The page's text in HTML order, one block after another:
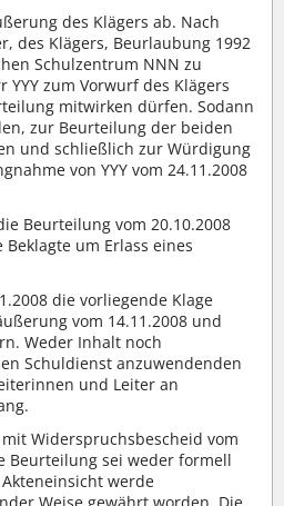
des Klägers ab. Nach
des Klägers, Beurlaubung 1992
Schulzentrum NNN zu
zum Vorwurf des Klägers
mitwirken dürfen. Sodann
zur Beurteilung der beiden
und schließlich zur Würdigung
von YYY vom 24.11.2008
Beurteilung vom 20.10.2008
um Erlass eines
die vorliegende Klage
vom 14.11.2008 und
Weder Inhalt noch
Schuldienst anzuwendenden
und Leiter an
Widerspruchsbescheid vom
Beurteilung sei weder formell
werde